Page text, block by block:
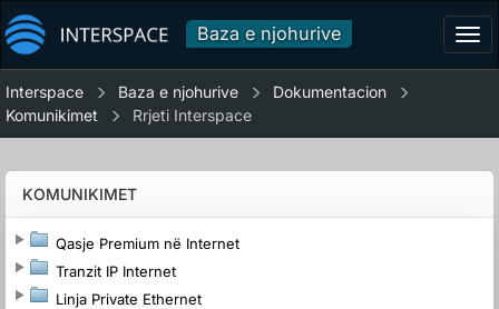
Baza e njohurive
Interspace Baza e njohurive
Dokumentacion
Komunikimet
Rrjeti Interspace
KOMUNIKIMET
Qasje Premium në Internet
Tranzit IP Internet
Linja Private Ethernet